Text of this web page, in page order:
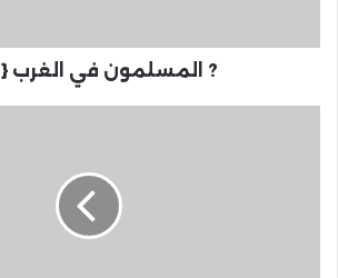
? المسلمون في الغرب {12} ?